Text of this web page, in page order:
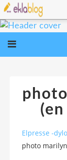
Elpresse -
photo